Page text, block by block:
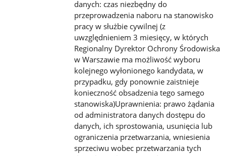
danych: czas niezbędny do
przeprowadzenia naboru na stanowisko
pracy w służbie cywilnej (z
uwzględnieniem 3 miesięcy, w których
Regionalny Dyrektor Ochrony Środowiska
w Warszawie ma możliwość wyboru
kolejnego wyłonionego kandydata, w
przypadku, gdy ponownie zaistnieje
konieczność obsadzenia tego samego
stanowiska)Uprawnienia: prawo żądania
od administratora danych dostępu do
danych, ich sprostowania, usunięcia lub
ograniczenia przetwarzania, wniesienia
sprzeciwu wobec przetwarzania tych